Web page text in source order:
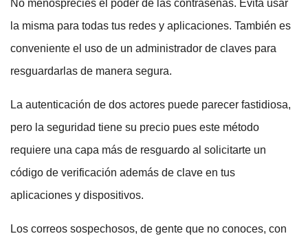
No menosprecies el poder de las contraseñas. Evita usar
la misma para todas tus redes y aplicaciones. También es
conveniente el uso de un administrador de claves para
resguardarlas de manera segura.
La autenticación de dos actores puede parecer fastidiosa,
pero la seguridad tiene su precio pues este método
requiere una capa más de resguardo al solicitarte un
código de verificación además de clave en tus
aplicaciones y dispositivos.
Los correos sospechosos, de gente que no conoces, con